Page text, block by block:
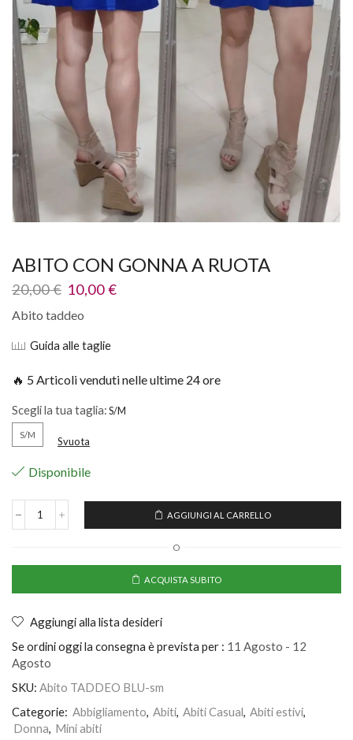
ABITO CON GONNA A RUOTA
20,00€ 10,00€
Abito taddeo
Guida alle taglie
🔥 5 Articoli venduti nelle ultime 24 ore
Scegli la tua taglia:
S/M Svuota
Disponibile
AGGIUNGI AL CARRELLO
O
ACQUISTA SUBITO
Aggiungi alla lista desideri
Se ordini oggi la consegna è prevista per : 11 Agosto - 12
Agosto
SKU: Abito TADDEO BLU-sm
Categorie: Abbigliamento, Abiti, Abiti Casual, Abiti estivi,
Donna, Mini abiti